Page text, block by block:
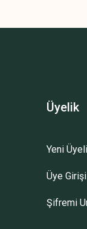
Üyelik
Yeni
Üye Girişi
Şifremi